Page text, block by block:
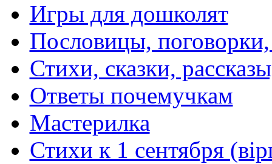
Игры для дошколят
Пословицы,
Стихи, сказки,
Ответы почемучкам
Мастерилка
Стихи к 1 сентября